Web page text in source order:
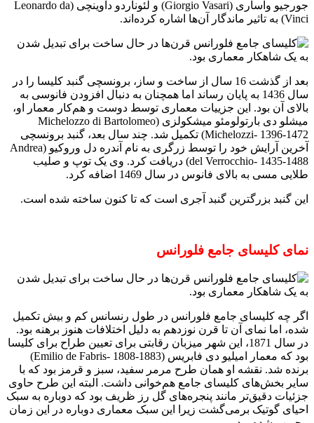
جورجیو واساری (Giorgio Vasari) و لئوناردو داوینچی (Leonardo da
Vinci) به تاثیر ماندگار آن‌ها اشاره کرده‌اند.
بعد از گذشت 16 سال از ساخت و ساز، برونسچی گنبد کلیسا را در
سال 1436 به پایان رساند اما همچنان به دنبال افزودن فانوسی به
بالای آن بود. این جزییات معماری توسط دوست و هم‌کار معمار او،
میشلو دی بارتولومئو میشکولزی (Michelozzo di Bartolomeo
Michelozzi- 1396-1472) تکمیل شد. چند سال بعد، گنبد برونسچی
آخرین آرایش خود را توسط زرگری به نام آندره دل وروکیو (Andrea
del Verrocchio- 1435-1488) دریافت کرد. وی یک توپ و صلیب
طلایی مسی به بالای فانوس در سال 1469 اضافه کرد.
این گنبد بزرگترین گنبد آجری است که تا کنون ساخته شده است.
نمای کلیسای جامع فلورانس
اگر چه کلیسای جامع فلورانس در طول رنسانس کم و بیش تکمیل
شده، اما نمای آن تا قرن نوزدهم به دلیل اختلافات هنوز برهنه بود.
در سال 1871، این شهر میزبان رقابتی برای تعیین طراح برای کلیسا
بود که معمار امیلیو دی فابریس (Emilio de Fabris- 1808-1883)
برنده شد. نقشه او همان طرح مرمر سفید، سبز و قرمز بود که با
سایر بخش‌های کلیسای جامع هم‌خوانی داشت. البته این طرح حاوی
جزئیات دقیق‌تر مانند پنجره‌های گل رز ظریف بود که دوباره به سبک
احیای گوتیک برمی‌گشت زیرا این سبک معماری دوباره در این زمان